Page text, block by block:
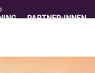
PARTNER:INNEN